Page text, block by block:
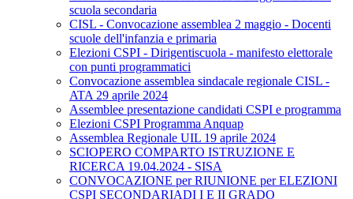
scuola secondaria
CISL - Convocazione assemblea 2 maggio - Docenti
scuole dell'infanzia e primaria
Elezioni CSPI - Dirigentiscuola - manifesto elettorale
con punti programmatici
Convocazione assemblea sindacale regionale CISL -
ATA 29 aprile 2024
Assemblee presentazione candidati CSPI e programma
Elezioni CSPI Programma Anquap
Assemblea Regionale UIL 19 aprile 2024
SCIOPERO COMPARTO ISTRUZIONE E
RICERCA 19.04.2024 - SISA
CONVOCAZIONE per RIUNIONE per ELEZIONI
CSPI SECONDARIADI I E II GRADO